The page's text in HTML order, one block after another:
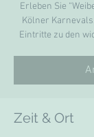
Erleben Sie
Kölner
Eintritte zu den
Zeit & Ort